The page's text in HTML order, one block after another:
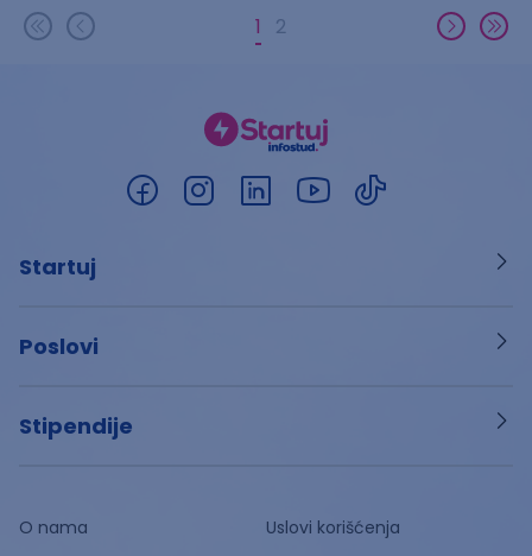
1 2
Startuj
Poslovi
Stipendije
O nama Uslovi korišćenja